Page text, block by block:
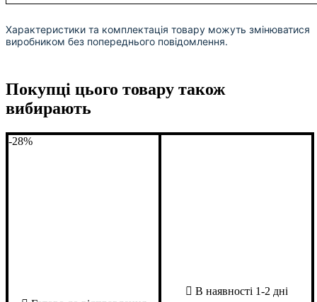
Характеристики та комплектація товару можуть змінюватися
виробником без попереднього повідомлення.
Покупці цього товару також
вибирають
-28%